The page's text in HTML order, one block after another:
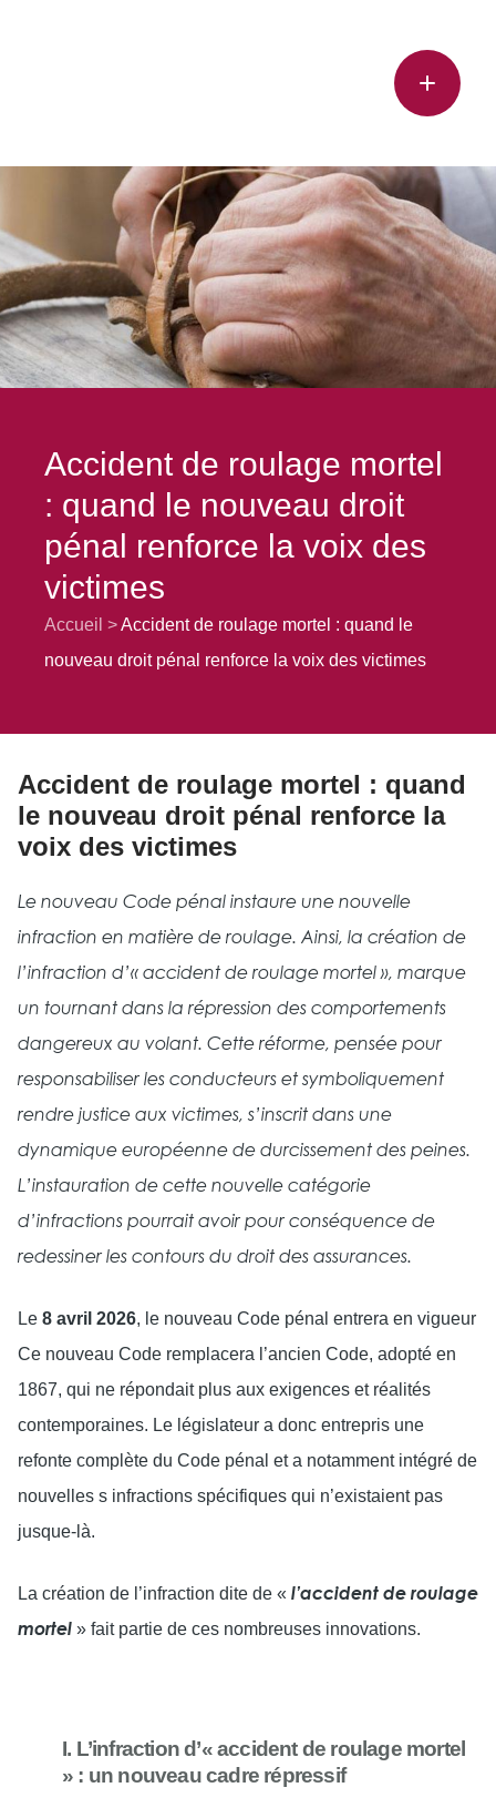
Accident de roulage mortel
: quand le nouveau droit
pénal renforce la voix des
victimes
Accueil
Accident de roulage mortel : quand le
nouveau droit pénal renforce la voix des victimes
Accident de roulage mortel : quand
le nouveau droit pénal renforce la
voix des victimes
Le nouveau Code pénal instaure une nouvelle
infraction en matière de roulage. Ainsi, la création de
l’infraction d’« accident de roulage mortel », marque
un tournant dans la répression des comportements
dangereux au volant. Cette réforme, pensée pour
responsabiliser les conducteurs et symboliquement
rendre justice aux victimes, s’inscrit dans une
dynamique européenne de durcissement des peines.
L’instauration de cette nouvelle catégorie
d’infractions pourrait avoir pour conséquence de
redessiner les contours du droit des assurances.
Le 8 avril 2026, le nouveau Code pénal entrera en vigueur
Ce nouveau Code remplacera l’ancien Code, adopté en
1867, qui ne répondait plus aux exigences et réalités
contemporaines. Le législateur a donc entrepris une
refonte complète du Code pénal et a notamment intégré de
nouvelles s infractions spécifiques qui n’existaient pas
jusque-là.
La création de l’infraction dite de « l’accident de roulage
mortel » fait partie de ces nombreuses innovations.
I. L’infraction d’« accident de roulage mortel
» : un nouveau cadre répressif